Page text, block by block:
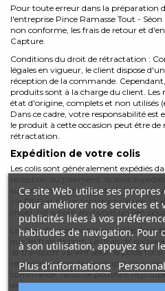
Pour toute erreur dans la préparation
l'entreprise Pince Ramasse Tout -
non conforme, les frais de retour et
Capture.
Conditions du droit de rétractation :
légales en vigueur, le client dispose
réception de la commande.
produits sont à la charge du client. Les
état d'origine, complets et non utilisés
Dans ce cadre, votre responsabilité
le produit à cette occasion peut être
rétractation.
Expédition de votre colis
Les colis sont généralement expédiés
réception du paiement. Ils sont
suivi et remis sans signature. Les colis
via DPD et remis contre signature.
choisi, nous vous envoyons un lien
Les frais d'expédition incluent les frais
que les frais de port. Les frais de
de transport varient selon le poids total
recommandons de regrouper tous vos
commande. Nous ne pouvons
séparément et des frais d'expédition
Ce site Web utilise ses propres
pour améliorer nos services et
publicités liées à vos
habitudes de navigation. Pour
à son utilisation, appuyez sur
Plus d'informations